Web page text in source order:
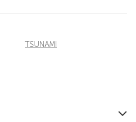
TSUNAMI